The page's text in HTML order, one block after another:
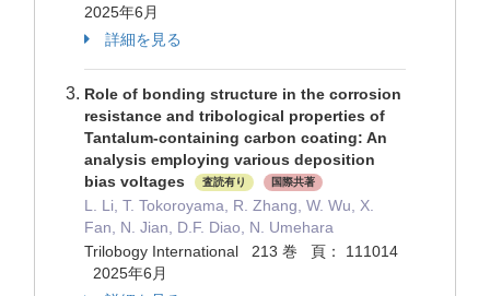
2025年6月
詳細を見る
Role of bonding structure in the corrosion
resistance and tribological properties of
Tantalum-containing carbon coating: An
analysis employing various deposition
bias voltages
査読有り 国際共著
L. Li, T. Tokoroyama, R. Zhang, W. Wu, X.
Fan, N. Jian, D.F. Diao, N. Umehara
Trilobogy International 213 巻 頁： 111014
2025年6月